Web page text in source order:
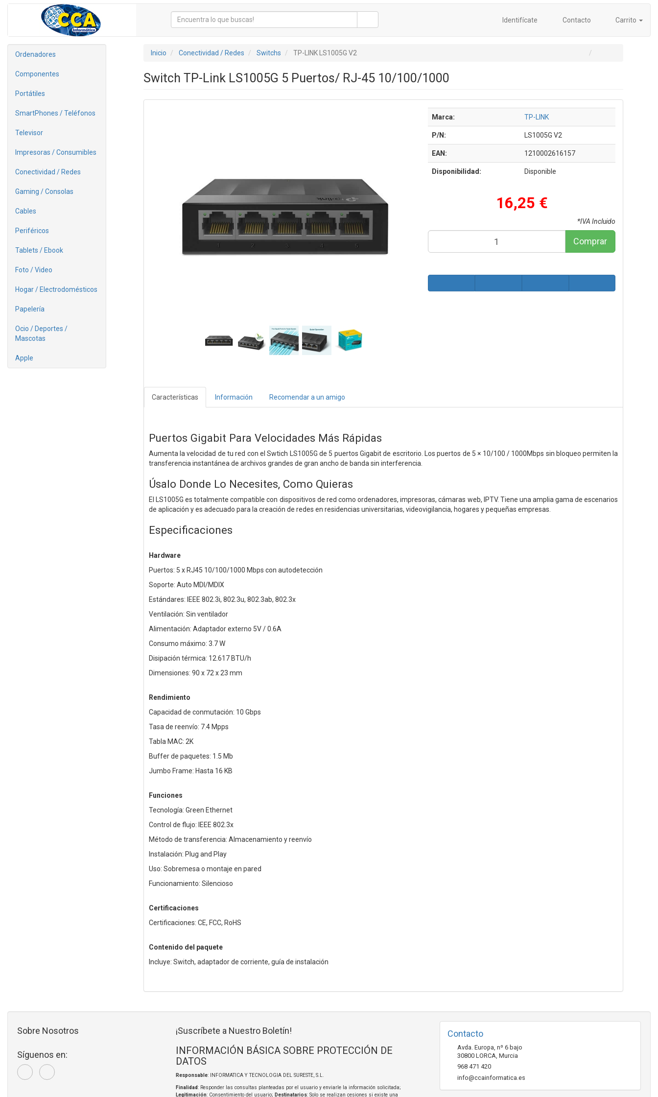
Identifícate Contacto Carrito
Ordenadores
Componentes
Portátiles
SmartPhones / Teléfonos
Televisor
Impresoras / Consumibles
Conectividad / Redes
Gaming / Consolas
Cables
Periféricos
Tablets / Ebook
Foto / Video
Hogar / Electrodomésticos
Papelería
Ocio / Deportes /
Mascotas
Apple
Inicio Conectividad / Redes Switchs TP-LINK LS1005G V2
Switch TP-Link LS1005G 5 Puertos/ RJ-45 10/100/1000
Marca: TP-LINK
P/N: LS1005G V2
EAN: 1210002616157
Disponibilidad: Disponible
16,25 €
*IVA Incluido
Comprar
Características Información Recomendar a un amigo
Puertos Gigabit Para Velocidades Más Rápidas
Aumenta la velocidad de tu red con el Swtich LS1005G de 5 puertos Gigabit de escritorio. Los puertos de 5 × 10/100 / 1000Mbps sin bloqueo permiten la
transferencia instantánea de archivos grandes de gran ancho de banda sin interferencia.
Úsalo Donde Lo Necesites, Como Quieras
El LS1005G es totalmente compatible con dispositivos de red como ordenadores, impresoras, cámaras web, IPTV. Tiene una amplia gama de escenarios
de aplicación y es adecuado para la creación de redes en residencias universitarias, videovigilancia, hogares y pequeñas empresas.
Especificaciones
Hardware
Puertos: 5 x RJ45 10/100/1000 Mbps con autodetección
Soporte: Auto MDI/MDIX
Estándares: IEEE 802.3i, 802.3u, 802.3ab, 802.3x
Ventilación: Sin ventilador
Alimentación: Adaptador externo 5V / 0.6A
Consumo máximo: 3.7 W
Disipación térmica: 12.617 BTU/h
Dimensiones: 90 x 72 x 23 mm
Rendimiento
Capacidad de conmutación: 10 Gbps
Tasa de reenvío: 7.4 Mpps
Tabla MAC: 2K
Buffer de paquetes: 1.5 Mb
Jumbo Frame: Hasta 16 KB
Funciones
Tecnología: Green Ethernet
Control de flujo: IEEE 802.3x
Método de transferencia: Almacenamiento y reenvío
Instalación: Plug and Play
Uso: Sobremesa o montaje en pared
Funcionamiento: Silencioso
Certificaciones
Certificaciones: CE, FCC, RoHS
Contenido del paquete
Incluye: Switch, adaptador de corriente, guía de instalación
Sobre Nosotros
Síguenos en:
¡Suscríbete a Nuestro Boletín!
INFORMACIÓN BÁSICA SOBRE PROTECCIÓN DE
DATOS
Responsable: INFORMATICA Y TECNOLOGIA DEL SURESTE, S.L.
Finalidad: Responder las consultas planteadas por el usuario y enviarle la información solicitada;
Legitimación: Consentimiento del usuario; Destinatarios: Solo se realizan cesiones si existe una
Contacto
Avda. Europa, nº 6 bajo
30800 LORCA, Murcia
968 471 420
info@ccainformatica.es